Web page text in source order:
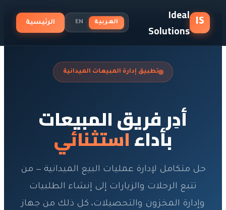
IS
Ideal
Solutions
العربية EN الرئيسية
تطبيق إدارة المبيعات الميدانية
أدِر فريق المبيعات
بأداءاستثنائي
حل متكامل لإدارة عمليات البيع الميدانية — من
تتبع الرحلات والزيارات إلى إنشاء الطلبيات
وإدارة المخزون والتحصيلات، كل ذلك من جهاز